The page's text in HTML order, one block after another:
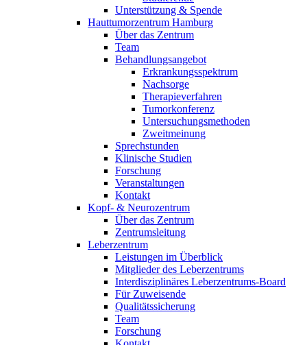
Unterstützung & Spende
Hauttumorzentrum Hamburg
Über das Zentrum
Team
Behandlungsangebot
Erkrankungsspektrum
Nachsorge
Therapieverfahren
Tumorkonferenz
Untersuchungsmethoden
Zweitmeinung
Sprechstunden
Klinische Studien
Forschung
Veranstaltungen
Kontakt
Kopf- & Neurozentrum
Über das Zentrum
Zentrumsleitung
Leberzentrum
Leistungen im Überblick
Mitglieder des Leberzentrums
Interdisziplinäres Leberzentrums-Board
Für Zuweisende
Qualitätssicherung
Team
Forschung